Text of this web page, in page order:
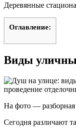
Деревянные
Оглавление:
Виды
На фото — разборная
Сегодня различают